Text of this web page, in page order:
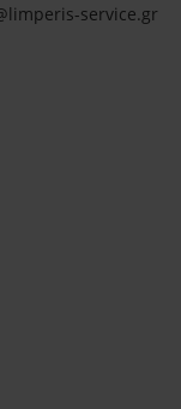
service.gr